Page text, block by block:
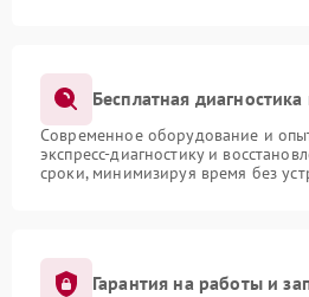
Бесплатная
Современное оборудование и
экспресс-диагностику и
сроки, минимизируя время без
Гарантия на работы и